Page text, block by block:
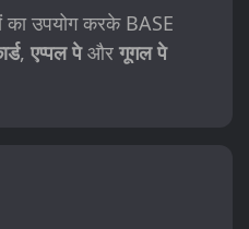
का उपयोग करके BASE
, एप्पल पेऔर गूगल पे